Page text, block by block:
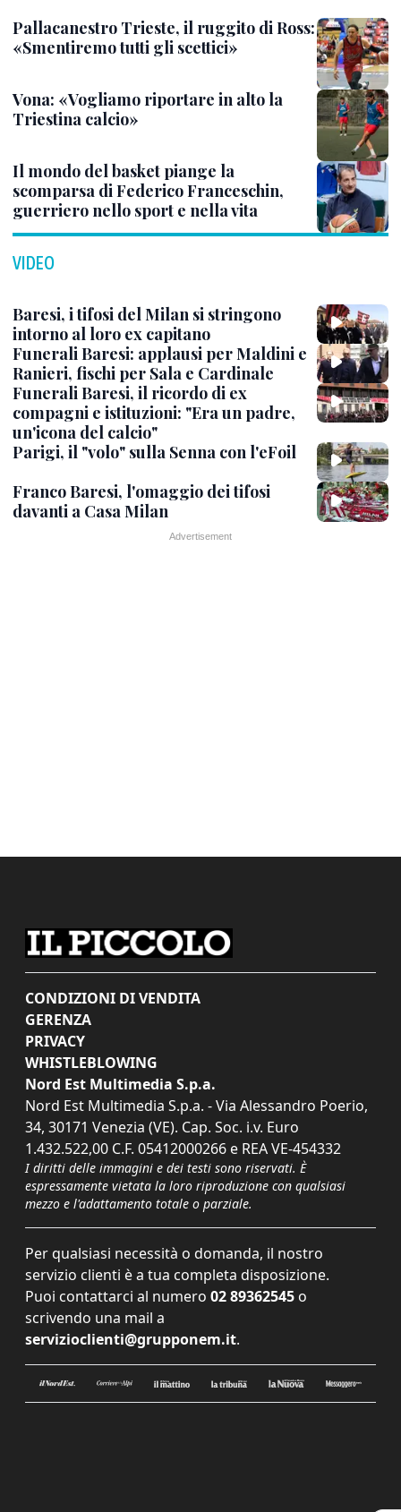
Pallacanestro Trieste, il ruggito di Ross:
«Smentiremo tutti gli scettici»
Vona: «Vogliamo riportare in alto la
Triestina calcio»
Il mondo del basket piange la
scomparsa di Federico Franceschin,
guerriero nello sport e nella vita
VIDEO
Baresi, i tifosi del Milan si stringono
intorno al loro ex capitano
Funerali Baresi: applausi per Maldini e
Ranieri, fischi per Sala e Cardinale
Funerali Baresi, il ricordo di ex
compagni e istituzioni: "Era un padre,
un'icona del calcio"
Parigi, il "volo" sulla Senna con l'eFoil
Franco Baresi, l'omaggio dei tifosi
davanti a Casa Milan
CONDIZIONI DI VENDITA
GERENZA
PRIVACY
WHISTLEBLOWING
Nord Est Multimedia S.p.a.
Nord Est Multimedia S.p.a. - Via Alessandro Poerio,
34, 30171 Venezia (VE). Cap. Soc. i.v. Euro
1.432.522,00 C.F. 05412000266 e REA VE-454332
I diritti delle immagini e dei testi sono riservati. È
espressamente vietata la loro riproduzione con qualsiasi
mezzo e l'adattamento totale o parziale.
Per qualsiasi necessità o domanda, il nostro
servizio clienti è a tua completa disposizione.
Puoi contattarci al numero 02 89362545 o
scrivendo una mail a
servizioclienti@grupponem.it.